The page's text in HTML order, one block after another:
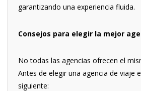
garantizando una experiencia fluida.
Consejos para elegir la mejor
No todas las agencias ofrecen el
Antes de elegir una agencia de viaje
siguiente: